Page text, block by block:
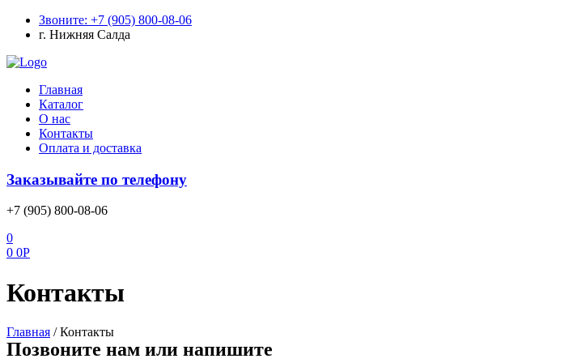
Звоните: +7 (905) 800-08-06
г. Нижняя Салда
Меню
Главная
Каталог
О нас
Контакты
Оплата и доставка
Заказывайте по телефону
+7 (905) 800-08-06
0
0 0Р
Контакты
Главная /Контакты
Позвоните нам или напишите